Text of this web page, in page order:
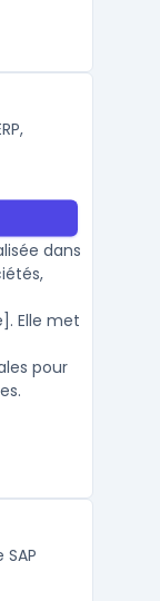
dans
Elle met
pour